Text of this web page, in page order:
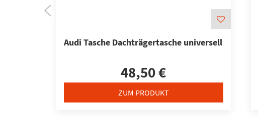
Audi Tasche Dachträgertasche universell
48,50 €
ZUM PRODUKT